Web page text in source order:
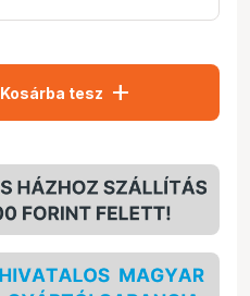
Kosárba tesz add